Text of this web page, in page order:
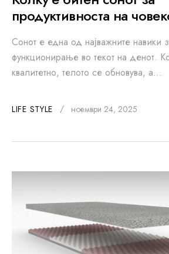
продуктивноста на
Сонот е една од најважните навики
функционирање во текот на денот.
квалитетно, телото се обновува, а…
LIFE STYLE ноември 24, 2025